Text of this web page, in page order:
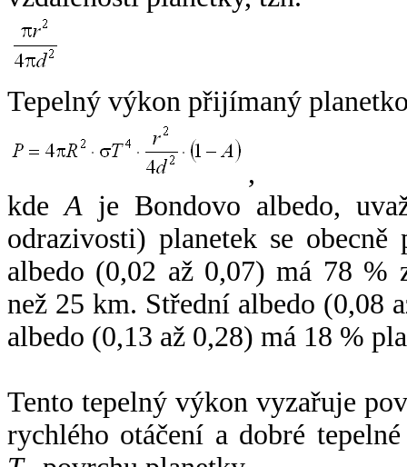
Tepelný výkon přijímaný
,
kdeA je Bondovo albedo,
odrazivosti) planetek se
albedo (0,02 až 0,07) má 78 %
než 25 km. Střední albedo (0,08
albedo (0,13 až 0,28) má 18 %
Tento tepelný výkon vyzařuje
rychlého otáčení a dobré